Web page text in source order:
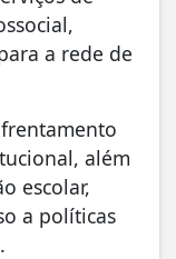
a rede de
além
escolar,
a políticas